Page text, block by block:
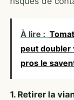
À lire :
peut doubler
pros le
1. Retirer la